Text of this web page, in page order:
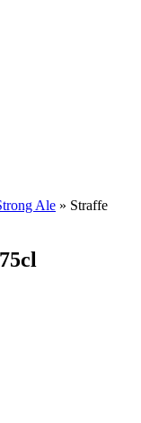
Ale » Straffe